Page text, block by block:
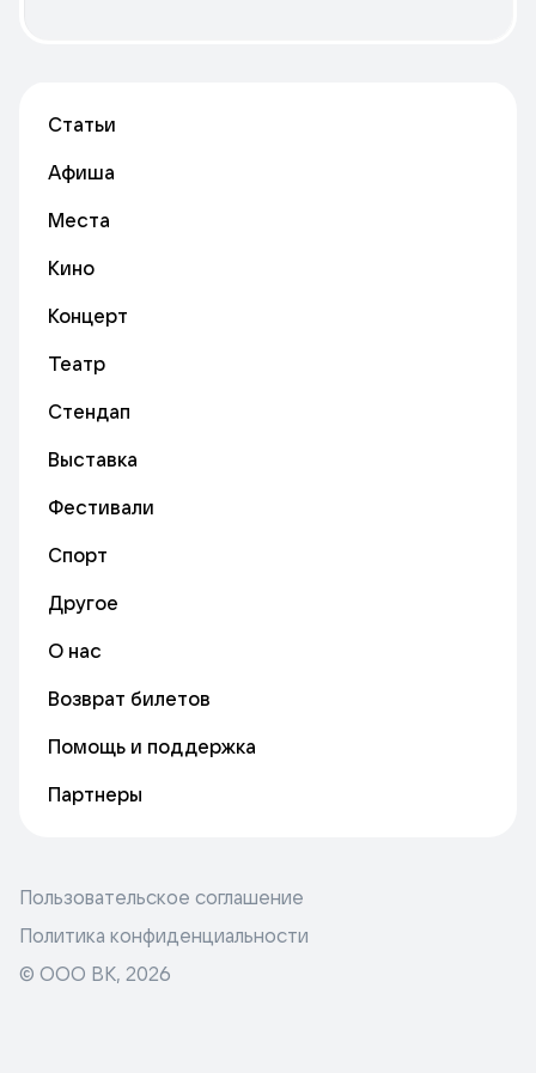
Статьи
Афиша
Места
Кино
Концерт
Театр
Стендап
Выставка
Фестивали
Спорт
Другое
О нас
Возврат билетов
Помощь и поддержка
Партнеры
Пользовательское соглашение
Политика конфиденциальности
© ООО ВК, 2026